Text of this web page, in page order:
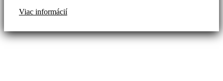
Viac informácií